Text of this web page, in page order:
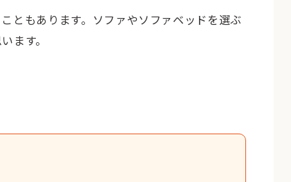
ともあります。ソファやソファベッドを選ぶ
ます。